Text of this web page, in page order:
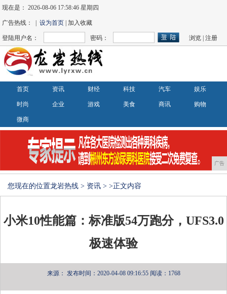
现在是：2026-08-06 17:58:46 星期四
广告热线： |设为首页 | 加入收藏
登陆用户名： 密码： 浏览 |注册
首页 资讯 财经 科技 汽车 娱乐
时尚 企业 游戏 美食 商讯 购物
微商
广告
您现在的位置龙岩热线 > 资讯 > >正文内容
小米10性能篇：标准版54万跑分，UFS3.0
极速体验
来源： 发布时间：2020-04-08 09:16:55 阅读：1768